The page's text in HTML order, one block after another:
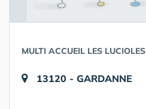
MULTI ACCUEIL LES LUCIOLES
13120 - GARDANNE